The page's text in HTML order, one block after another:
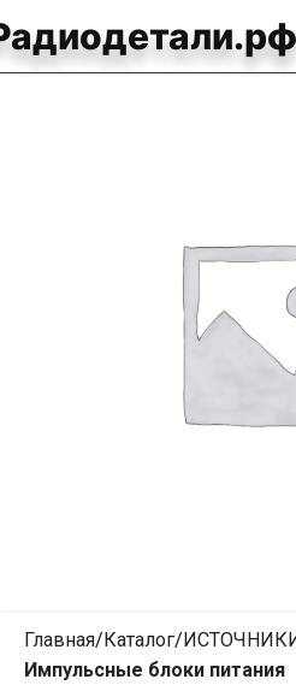
Главная Каталог
Импульсные блоки питания